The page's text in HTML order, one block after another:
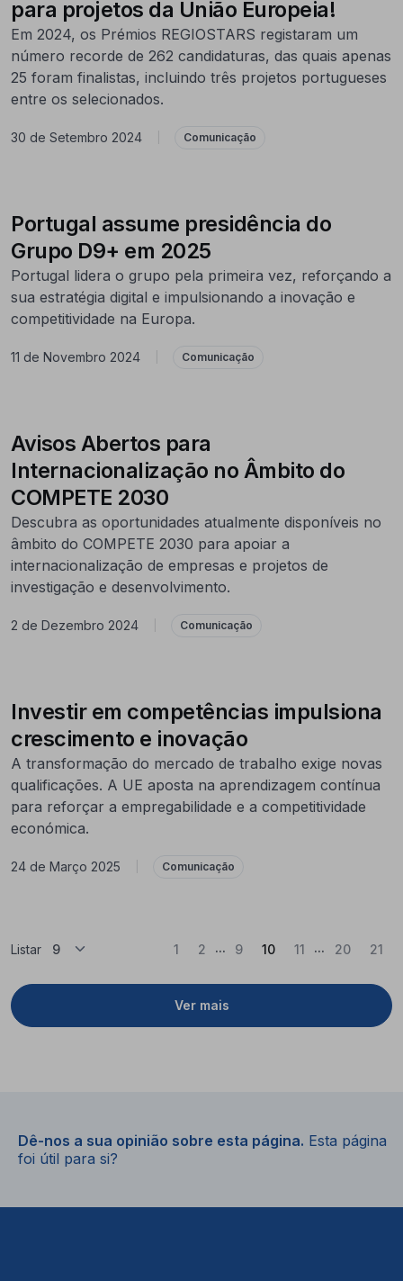
para projetos da União Europeia!
Em 2024, os Prémios REGIOSTARS registaram um
número recorde de 262 candidaturas, das quais apenas
25 foram finalistas, incluindo três projetos portugueses
entre os selecionados.
30 de Setembro 2024 Comunicação
Portugal assume presidência do
Grupo D9+ em 2025
Portugal lidera o grupo pela primeira vez, reforçando a
sua estratégia digital e impulsionando a inovação e
competitividade na Europa.
11 de Novembro 2024 Comunicação
Avisos Abertos para
Internacionalização no Âmbito do
COMPETE 2030
Descubra as oportunidades atualmente disponíveis no
âmbito do COMPETE 2030 para apoiar a
internacionalização de empresas e projetos de
investigação e desenvolvimento.
2 de Dezembro 2024 Comunicação
Investir em competências impulsiona
crescimento e inovação
A transformação do mercado de trabalho exige novas
qualificações. A UE aposta na aprendizagem contínua
para reforçar a empregabilidade e a competitividade
económica.
24 de Março 2025 Comunicação
Listar
Ver mais
1 2 ... 9 10(Atual)
11 ... 20 21
Dê-nos a sua opinião sobre esta página. Esta página
foi útil para si?